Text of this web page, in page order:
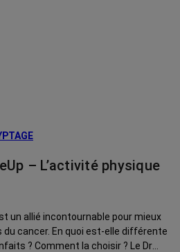
– L’activité physique
un allié incontournable pour mieux
cancer. En quoi est-elle différente
? Comment la choisir ? Le Dr